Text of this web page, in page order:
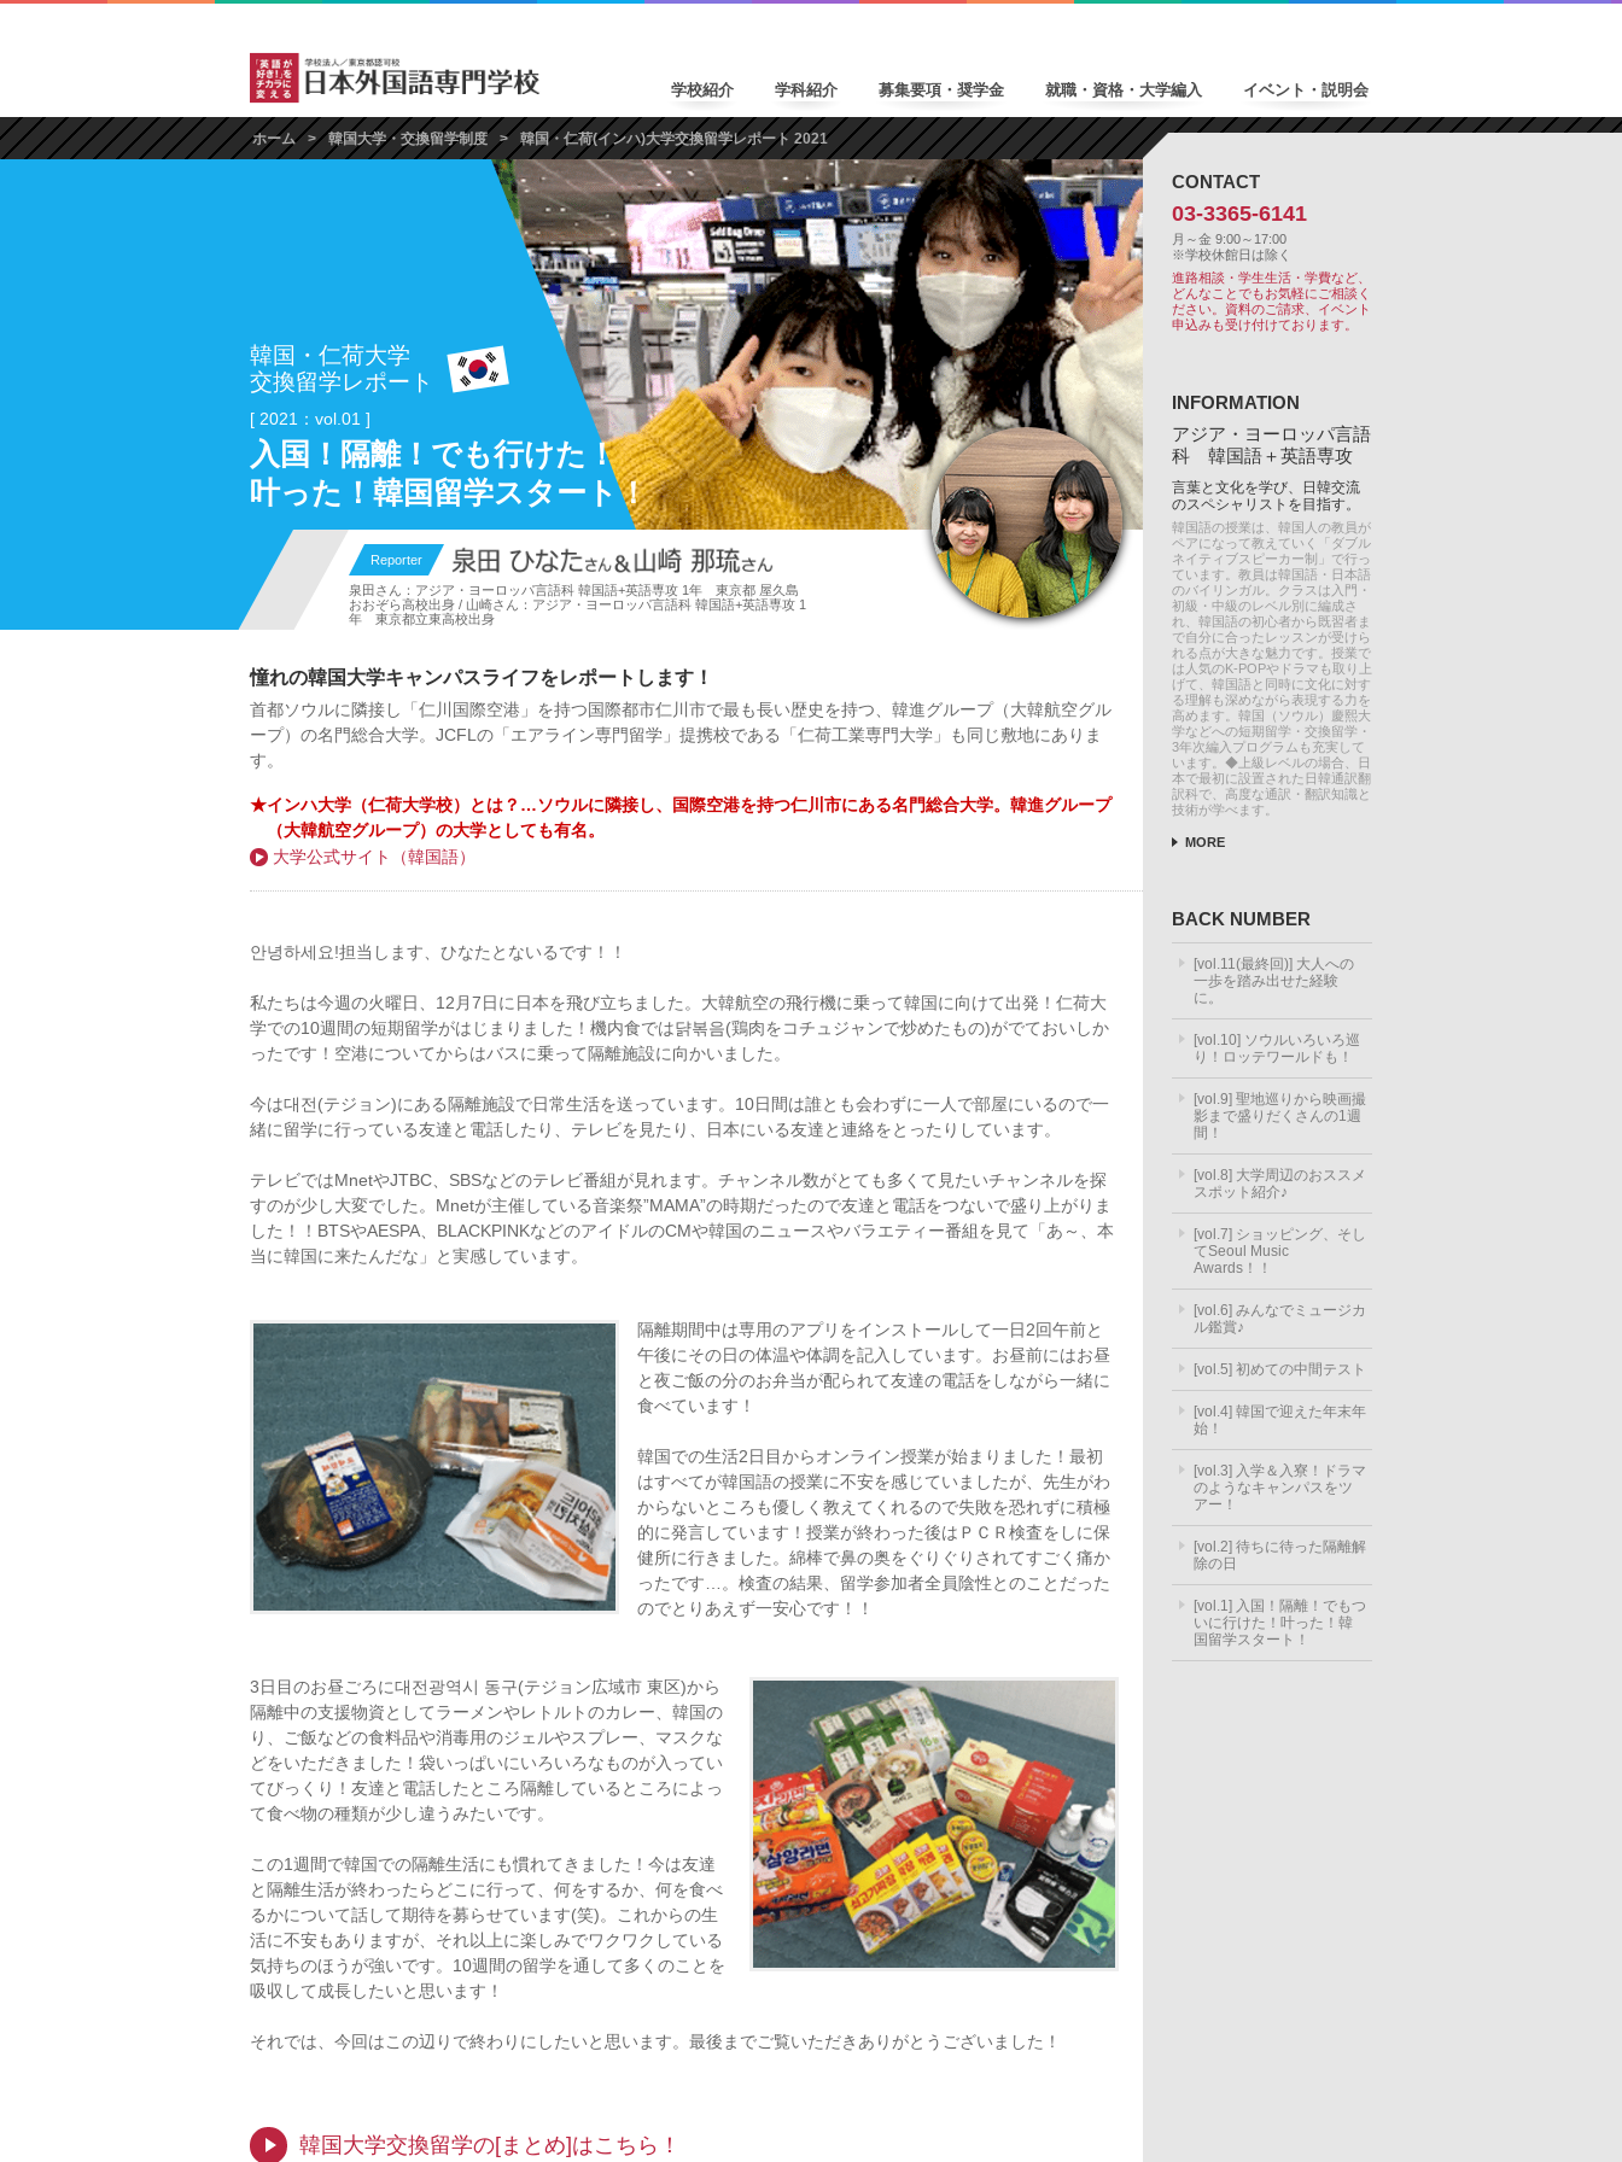
学校紹介 学科紹介 募集要項・奨学金 就職・資格・大学編入 イベント・説明会
ホーム 韓国大学・交換留学制度 韓国・仁荷(インハ)大学交換留学レポート 2021
韓国・仁荷大学
交換留学レポート
[ 2021：vol.01 ]
入国！隔離！でも行けた！
叶った！韓国留学スタート！
Reporter
泉田さん：アジア・ヨーロッパ言語科 韓国語+英語専攻 1年 東京都 屋久島
おおぞら高校出身 / 山崎さん：アジア・ヨーロッパ言語科 韓国語+英語専攻 1
年 東京都立東高校出身
憧れの韓国大学キャンパスライフをレポートします！
首都ソウルに隣接し「仁川国際空港」を持つ国際都市仁川市で最も長い歴史を持つ、韓進グループ（大韓航空グル
ープ）の名門総合大学。JCFLの「エアライン専門留学」提携校である「仁荷工業専門大学」も同じ敷地にありま
す。
★インハ大学（仁荷大学校）とは？…ソウルに隣接し、国際空港を持つ仁川市にある名門総合大学。韓進グループ
（大韓航空グループ）の大学としても有名。
大学公式サイト（韓国語）
안녕하세요!担当します、ひなたとないるです！！
私たちは今週の火曜日、12月7日に日本を飛び立ちました。大韓航空の飛行機に乗って韓国に向けて出発！仁荷大
学での10週間の短期留学がはじまりました！機内食では댥볶음(鶏肉をコチュジャンで炒めたもの)がでておいしか
ったです！空港についてからはバスに乗って隔離施設に向かいました。
今は대전(テジョン)にある隔離施設で日常生活を送っています。10日間は誰とも会わずに一人で部屋にいるので一
緒に留学に行っている友達と電話したり、テレビを見たり、日本にいる友達と連絡をとったりしています。
テレビではMnetやJTBC、SBSなどのテレビ番組が見れます。チャンネル数がとても多くて見たいチャンネルを探
すのが少し大変でした。Mnetが主催している音楽祭”MAMA”の時期だったので友達と電話をつないで盛り上がりま
した！！BTSやAESPA、BLACKPINKなどのアイドルのCMや韓国のニュースやバラエティー番組を見て「あ～、本
当に韓国に来たんだな」と実感しています。
隔離期間中は専用のアプリをインストールして一日2回午前と
午後にその日の体温や体調を記入しています。お昼前にはお昼
と夜ご飯の分のお弁当が配られて友達の電話をしながら一緒に
食べています！
韓国での生活2日目からオンライン授業が始まりました！最初
はすべてが韓国語の授業に不安を感じていましたが、先生がわ
からないところも優しく教えてくれるので失敗を恐れずに積極
的に発言しています！授業が終わった後はＰＣＲ検査をしに保
健所に行きました。綿棒で鼻の奥をぐりぐりされてすごく痛か
ったです…。検査の結果、留学参加者全員陰性とのことだった
のでとりあえず一安心です！！
3日目のお昼ごろに대전광역시 동구(テジョン広域市 東区)から
隔離中の支援物資としてラーメンやレトルトのカレー、韓国の
り、ご飯などの食料品や消毒用のジェルやスプレー、マスクな
どをいただきました！袋いっぱいにいろいろなものが入ってい
てびっくり！友達と電話したところ隔離しているところによっ
て食べ物の種類が少し違うみたいです。
この1週間で韓国での隔離生活にも慣れてきました！今は友達
と隔離生活が終わったらどこに行って、何をするか、何を食べ
るかについて話して期待を募らせています(笑)。これからの生
活に不安もありますが、それ以上に楽しみでワクワクしている
気持ちのほうが強いです。10週間の留学を通して多くのことを
吸収して成長したいと思います！
それでは、今回はこの辺りで終わりにしたいと思います。最後までご覧いただきありがとうございました！
韓国大学交換留学の[まとめ]はこちら！
CONTACT
03-3365-6141
月～金 9:00～17:00
※学校休館日は除く
進路相談・学生生活・学費など、
どんなことでもお気軽にご相談く
ださい。 資料のご請求、イベント
申込みも受け付けております。
INFORMATION
アジア・ヨーロッパ言語
科 韓国語＋英語専攻
言葉と文化を学び、日韓交流
のスペシャリストを目指す。
韓国語の授業は、韓国人の教員が
ペアになって教えていく「ダブル
ネイティブスピーカー制」で行っ
ています。教員は韓国語・日本語
のバイリンガル。クラスは入門・
初級・中級のレベル別に編成さ
れ、韓国語の初心者から既習者ま
で自分に合ったレッスンが受けら
れる点が大きな魅力です。授業で
は人気のK-POPやドラマも取り上
げて、韓国語と同時に文化に対す
る理解も深めながら表現する力を
高めます。韓国（ソウル）慶熙大
学などへの短期留学・交換留学・
3年次編入プログラムも充実して
います。◆上級レベルの場合、日
本で最初に設置された日韓通訳翻
訳科で、高度な通訳・翻訳知識と
技術が学べます。
MORE
BACK NUMBER
[vol.11(最終回)] 大人への
一歩を踏み出せた経験
に。
[vol.10] ソウルいろいろ巡
り！ロッテワールドも！
[vol.9] 聖地巡りから映画撮
影まで盛りだくさんの1週
間！
[vol.8] 大学周辺のおススメ
スポット紹介♪
[vol.7] ショッピング、そし
てSeoul Music
Awards！！
[vol.6] みんなでミュージカ
ル鑑賞♪
[vol.5] 初めての中間テスト
[vol.4] 韓国で迎えた年末年
始！
[vol.3] 入学＆入寮！ドラマ
のようなキャンパスをツ
アー！
[vol.2] 待ちに待った隔離解
除の日
[vol.1] 入国！隔離！でもつ
いに行けた！叶った！韓
国留学スタート！